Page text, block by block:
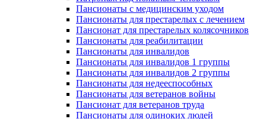
Пансионаты с медицинским уходом
Пансионаты для престарелых с лечением
Пансионат для престарелых колясочников
Пансионаты для реабилитации
Пансионаты для инвалидов
Пансионаты для инвалидов 1 группы
Пансионаты для инвалидов 2 группы
Пансионаты для недееспособных
Пансионаты для ветеранов войны
Пансионат для ветеранов труда
Пансионаты для одиноких людей